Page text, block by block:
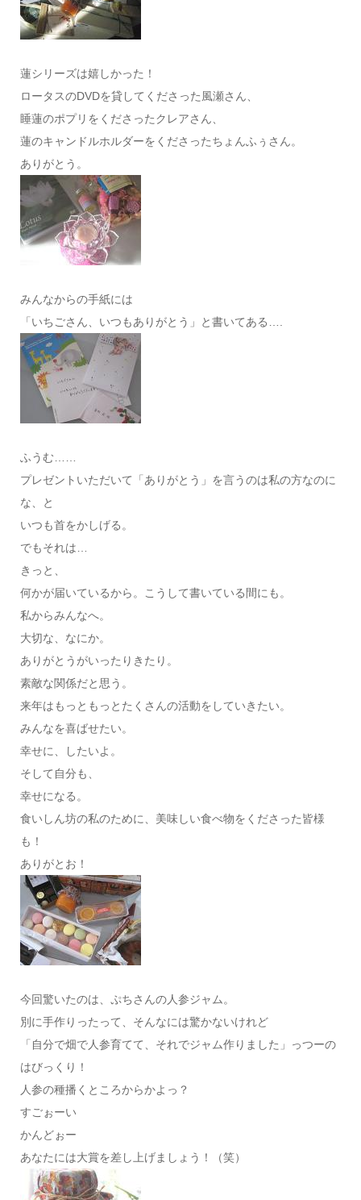
蓮シリーズは嬉しかった！
ロータスのDVDを貸してくださった風瀬さん、
睡蓮のポプリをくださったクレアさん、
蓮のキャンドルホルダーをくださったちょんふぅさん。
ありがとう。
みんなからの手紙には
「いちごさん、いつもありがとう」と書いてある….
ふうむ……
プレゼントいただいて「ありがとう」を言うのは私の方なのに
な、と
いつも首をかしげる。
でもそれは…
きっと、
何かが届いているから。こうして書いている間にも。
私からみんなへ。
大切な、なにか。
ありがとうがいったりきたり。
素敵な関係だと思う。
来年はもっともっとたくさんの活動をしていきたい。
みんなを喜ばせたい。
幸せに、したいよ。
そして自分も、
幸せになる。
食いしん坊の私のために、美味しい食べ物をくださった皆様
も！
ありがとお！
今回驚いたのは、ぷちさんの人参ジャム。
別に手作りったって、そんなには驚かないけれど
「自分で畑で人参育てて、それでジャム作りました」っつーの
はびっくり！
人参の種播くところからかよっ？
すごぉーい
かんどぉー
あなたには大賞を差し上げましょう！（笑）